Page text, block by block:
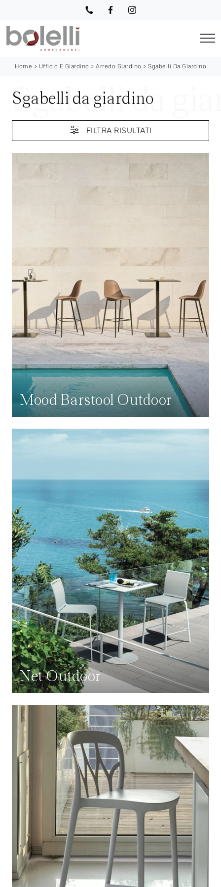
Home > Ufficio E Giardino > Arredo Giardino > Sgabelli Da Giardino
Sgabelli da giardino
FILTRA RISULTATI
Mood Barstool Outdoor
Net Outdoor